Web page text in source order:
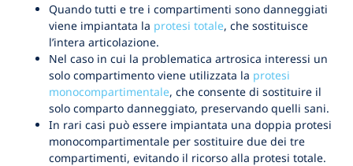
Quando tutti e tre i compartimenti sono danneggiati
viene impiantata la protesi totale, che sostituisce
l’intera articolazione.
Nel caso in cui la problematica artrosica interessi un
solo compartimento viene utilizzata la protesi
monocompartimentale, che consente di sostituire il
solo comparto danneggiato, preservando quelli sani.
In rari casi può essere impiantata una doppia protesi
monocompartimentale per sostituire due dei tre
compartimenti, evitando il ricorso alla protesi totale.